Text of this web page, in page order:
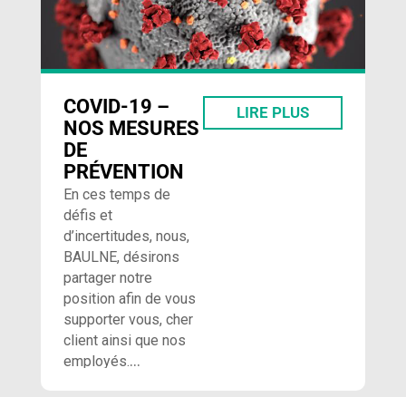
COVID-19 –
NOS MESURES
DE
PRÉVENTION
En ces temps de
défis et
d’incertitudes, nous,
BAULNE, désirons
partager notre
position afin de vous
supporter vous, cher
client ainsi que nos
employés. …
LIRE PLUS